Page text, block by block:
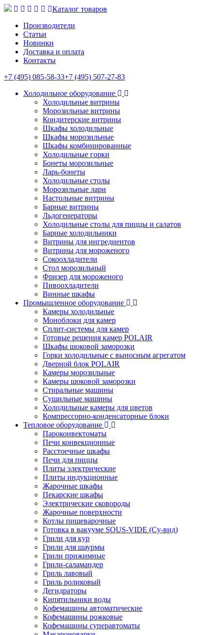
Каталог товаров
Производители
Статьи
Новинки
Доставка и оплата
Контакты
+7 (495) 085-58-33+7 (495) 507-27-83
Холодильное оборудование
Холодильные витрины
Морозильные витрины
Кондитерские витрины
Шкафы холодильные
Шкафы морозильные
Шкафы комбинированные
Холодильные горки
Бонеты морозильные
Ларь-бонеты
Холодильные столы
Морозильные лари
Настольные витрины
Барные витрины
Льдогенераторы
Холодильные столы для пиццы и салатов
Барные холодильники
Витрины для ингредиентов
Витрины для мороженого
Сокоохладители
Стол морозильный
Фризер для мороженого
Пивоохладители
Винные шкафы
Промышленное оборудование
Камеры холодильные
Моноблоки для камер
Сплит-системы для камер
Готовые решения камер POLAIR
Шкафы шоковой заморозки
Горки холодильные с выносным агрегатом
Дверной блок POLAIR
Камеры морозильные
Камеры шоковой заморозки
Стиральные машины
Сушильные машины
Холодильные камеры для цветов
Компрессорно-конденсаторные блоки
Тепловое оборудование
Пароконвектоматы
Печи конвекционные
Расстоечные шкафы
Печи для пиццы
Плиты электрические
Плиты индукционные
Жарочные шкафы
Пекарские шкафы
Электрические сковороды
Жарочные поверхности
Котлы пищеварочные
Готовка в вакууме SOUS-VIDE (Су-вид)
Грили для кур
Грили для шаурмы
Грили прижимные
Грили-саламандер
Гриль лавовый
Гриль роликовый
Дегидраторы
Кипятильники воды
Кофемашины автоматические
Кофемашины рожковые
Кофемашины суперавтоматы